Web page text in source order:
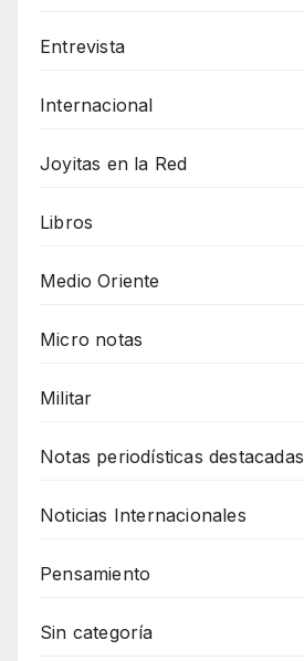
Entrevista
Internacional
Joyitas en la Red
Libros
Medio Oriente
Micro notas
Militar
Notas periodísticas destacadas
Noticias Internacionales
Pensamiento
Sin categoría